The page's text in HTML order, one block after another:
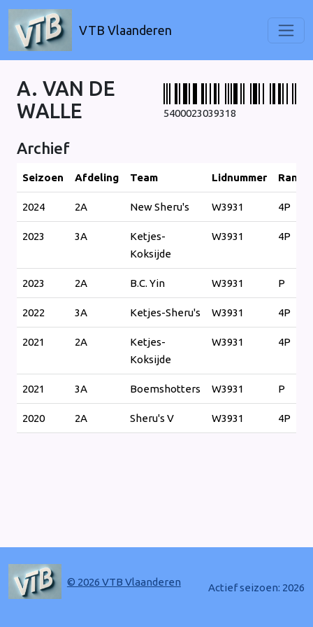
VTB Vlaanderen
A. VAN DE
WALLE
5400023039318
Archief
Seizoen Afdeling Team Lidnummer
2024 2A New Sheru's W3931 4P
2023 3A
Ketjes-
Koksijde
W3931 4P
2023 2A B.C. Yin W3931 P
2022 3A Ketjes-Sheru's W3931 4P
2021 2A
Ketjes-
Koksijde
W3931 4P
2021 3A Boemshotters W3931 P
2020 2A Sheru's V W3931 4P
© 2026 VTB Vlaanderen Actief seizoen: 2026